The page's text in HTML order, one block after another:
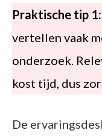
Praktische tip 1:
vertellen vaak
onderzoek.
kost tijd, dus
De